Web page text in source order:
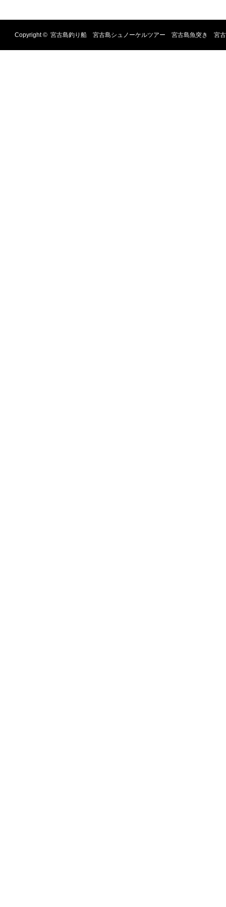
Copyright © 宮古島釣り船 宮古島シュノーケルツアー 宮古島魚突き 宮古